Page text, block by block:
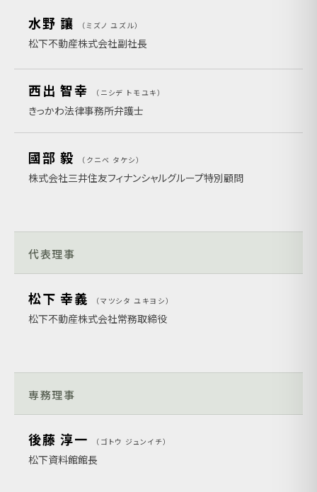
水野 讓 ミズノ ユズル
松下不動産株式会社副社長
西出 智幸 ニシデ トモユキ
きっかわ法律事務所弁護士
國部 毅 クニベ タケシ
株式会社三井住友フィナンシャルグループ特別顧問
代表理事
松下 幸義 マツシタ ユキヨシ
松下不動産株式会社常務取締役
専務理事
後藤 淳一 ゴトウ ジュンイチ
松下資料館館長